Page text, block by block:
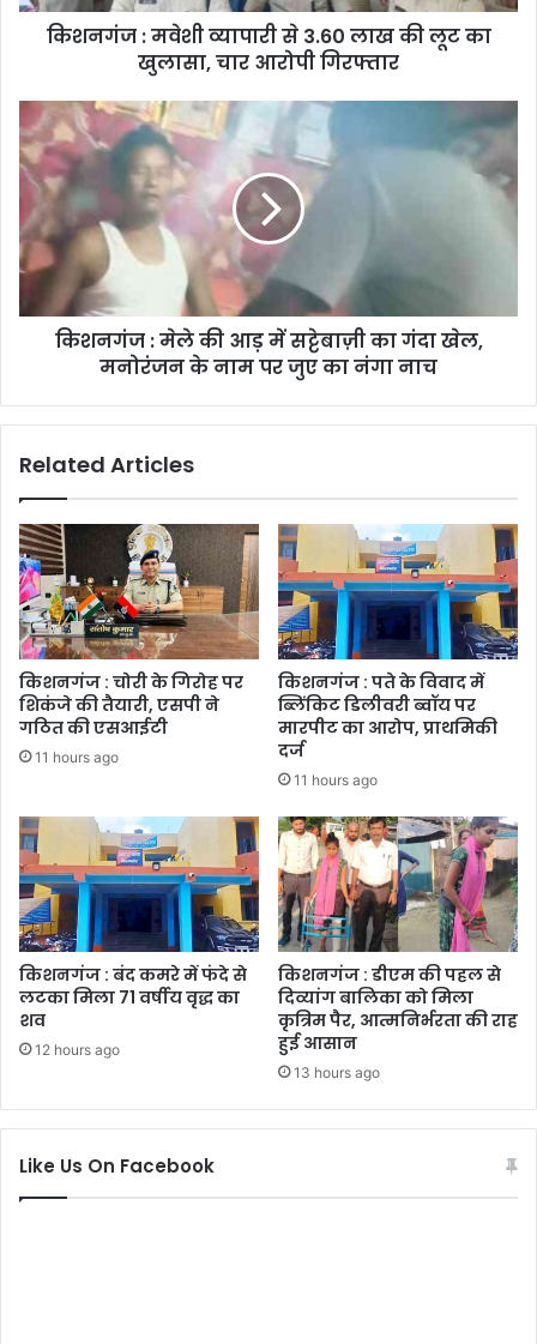
किशनगंज : मवेशी व्यापारी से 3.60 लाख की लूट का
खुलासा, चार आरोपी गिरफ्तार
किशनगंज : मेले की आड़ में सट्टेबाज़ी का गंदा खेल,
मनोरंजन के नाम पर जुए का नंगा नाच
Related Articles
किशनगंज : चोरी के गिरोह पर
शिकंजे की तैयारी, एसपी ने
गठित की एसआईटी
11 hours ago
किशनगंज : पते के विवाद में
ब्लिंकिट डिलीवरी ब्वॉय पर
मारपीट का आरोप, प्राथमिकी
दर्ज
11 hours ago
किशनगंज : बंद कमरे में फंदे से
लटका मिला 71 वर्षीय वृद्ध का
शव
12 hours ago
किशनगंज : डीएम की पहल से
दिव्यांग बालिका को मिला
कृत्रिम पैर, आत्मनिर्भरता की राह
हुई आसान
13 hours ago
Like Us On Facebook